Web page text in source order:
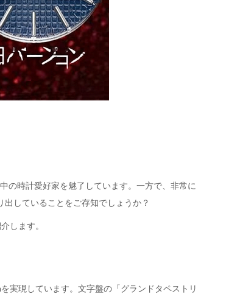
の時計愛好家を魅了しています。一方で、非常に
していることをご存知でしょうか？
します。
実現しています。文字盤の「グランドタペストリ